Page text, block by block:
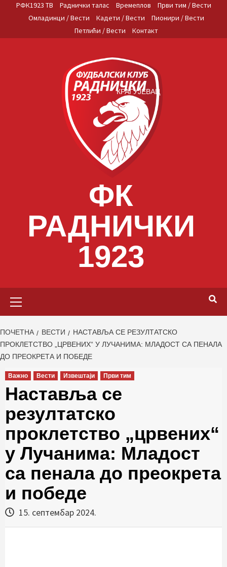
РФК1923 ТВ Раднички талас Времеплов
Први тим / Вести
Омладинци / Вести
Кадети / Вести
Пионири / Вести
Петлићи / Вести
Контакт
ФК
РАДНИЧКИ
1923
КРАГУЈЕВАЦ
ПОЧЕТНА ВЕСТИ
НАСТАВЉА СЕ РЕЗУЛТАТСКО
ПРОКЛЕТСТВО „ЦРВЕНИХ“ У ЛУЧАНИМА: МЛАДОСТ СА ПЕНАЛА
ДО ПРЕОКРЕТА И ПОБЕДЕ
Важно Вести Извештаји Први тим
Наставља се
резултатско
проклетство „црвених“
у Лучанима: Младост
са пенала до преокрета
и победе
15. септембар 2024.